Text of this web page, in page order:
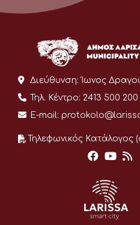
Διεύθυνση: Ίωνος
Τηλ. Κέντρο: 2413 500 200
E-mail:
Τηλεφωνικός Κατάλογος